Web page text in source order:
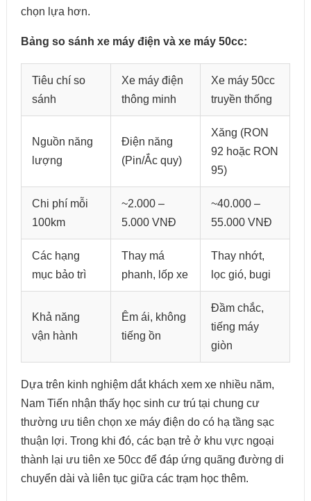
chọn lựa hơn.
Bảng so sánh xe máy điện và xe máy 50cc:
Tiêu chí so
sánh
Xe máy điện
thông minh
Xe máy 50cc
truyền thống
Nguồn năng
lượng
Điện năng
(Pin/Ắc quy)
Xăng (RON
92 hoặc RON
95)
Chi phí mỗi
100km
~2.000 –
5.000 VNĐ
~40.000 –
55.000 VNĐ
Các hạng
mục bảo trì
Thay má
phanh, lốp xe
Thay nhớt,
lọc gió, bugi
Khả năng
vận hành
Êm ái, không
tiếng ồn
Đầm chắc,
tiếng máy
giòn
Dựa trên kinh nghiệm dắt khách xem xe nhiều năm,
Nam Tiến nhận thấy học sinh cư trú tại chung cư
thường ưu tiên chọn xe máy điện do có hạ tầng sạc
thuận lợi. Trong khi đó, các bạn trẻ ở khu vực ngoại
thành lại ưu tiên xe 50cc để đáp ứng quãng đường di
chuyển dài và liên tục giữa các trạm học thêm.